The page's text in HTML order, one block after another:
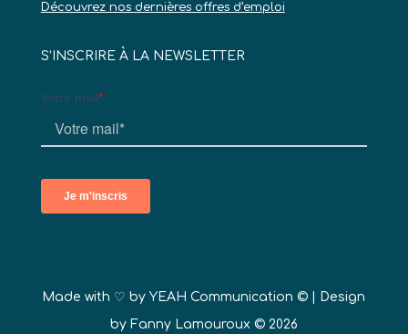
Découvrez nos dernières offres d’emploi
S’INSCRIRE À LA NEWSLETTER
Made with ♡ byYEAH Communication © | Design
by Fanny Lamouroux © 2026